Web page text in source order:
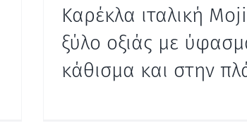
Καρέκλα ιταλική
ξύλο οξιάς με
κάθισμα και στην